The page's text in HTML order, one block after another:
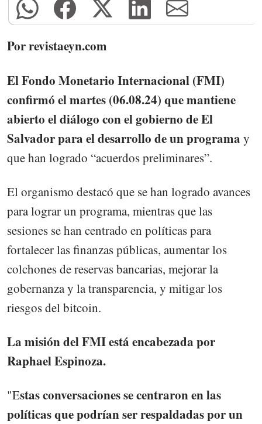
Por revistaeyn.com
El Fondo Monetario Internacional (FMI)
confirmó el martes (06.08.24) que mantiene
abierto el diálogo con el gobierno de El
Salvador para el desarrollo de un programa y
que han logrado “acuerdos preliminares”.
El organismo destacó que se han logrado avances
para lograr un programa, mientras que las
sesiones se han centrado en políticas para
fortalecer las finanzas públicas, aumentar los
colchones de reservas bancarias, mejorar la
gobernanza y la transparencia, y mitigar los
riesgos del bitcoin.
La misión del FMI está encabezada por
Raphael Espinoza.
"Estas conversaciones se centraron en las
políticas que podrían ser respaldadas por un